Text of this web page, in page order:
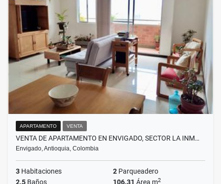
APARTAMENTO VENTA
VENTA DE APARTAMENTO EN ENVIGADO, SECTOR LA INM…
Envigado, Antioquia, Colombia
3 Habitaciones 2 Parqueadero
2.5 Baños 106.31 Área m2